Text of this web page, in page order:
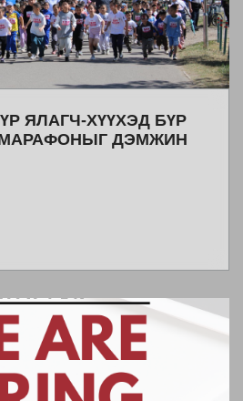
ЯЛАГЧ-ХҮҮХЭД БҮР
ДЭМЖИН